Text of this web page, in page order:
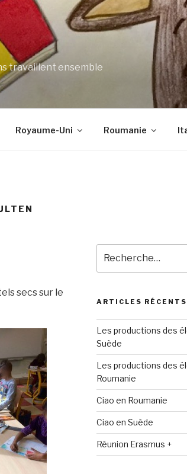
travaillent ensemble
Royaume-Uni Roumanie
secs sur le
pour
ARTICLES RÉCENTS
Les productions des
Suède
Les productions des
Roumanie
Ciao en Roumanie
Ciao en Suède
Réunion Erasmus +